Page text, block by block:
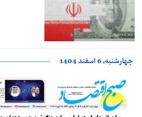
چهارشنبه، 6 اسفند 1404